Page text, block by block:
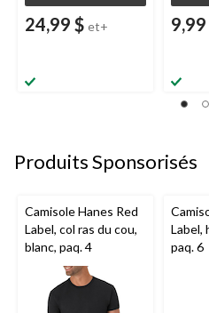
24,99 $ et+
Produits Sponsorisés
Camisole Hanes Red
Label, col ras du cou,
blanc, paq. 4
Label,
paq. 6